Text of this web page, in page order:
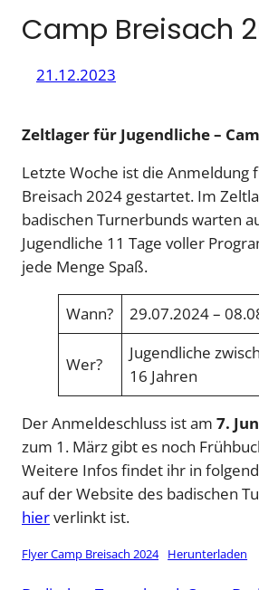
Camp Breisach
21.12.2023
Zeltlager für Jugendliche –
Letzte Woche ist die Anmeldung
Breisach 2024 gestartet. Im
badischen Turnerbunds warten
Jugendliche 11 Tage voller
jede Menge Spaß.
Wann? 29.07.2024 –
Wer?
Jugendliche
16 Jahren
Der Anmeldeschluss ist am 7.
zum 1. März gibt es noch
Weitere Infos findet ihr in
auf der Website des badischen
hierverlinkt ist.
Flyer Camp Breisach 2024 Herunterladen